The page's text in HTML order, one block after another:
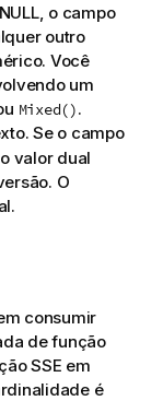
o campo
outro
Você
um
Mixed().
Se o campo
valor dual
O
consumir
de função
SSE em
é